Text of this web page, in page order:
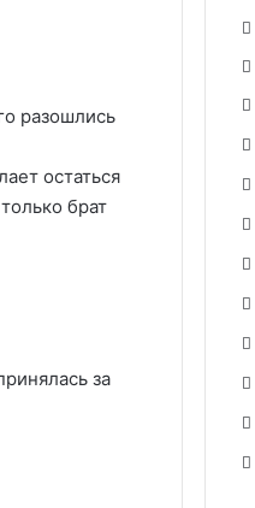
разошлись
остаться
брат
за